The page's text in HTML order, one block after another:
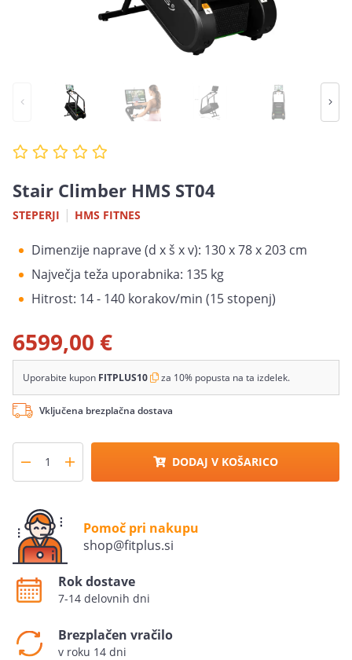
Stair Climber HMS ST04
STEPERJI | HMS FITNES
Dimenzije naprave (d x š x v): 130 x 78 x 203 cm
Največja teža uporabnika: 135 kg
Hitrost: 14 - 140 korakov/min (15 stopenj)
6599,00 €
Uporabite kupon FITPLUS10 za 10% popusta na ta izdelek.
Vključena brezplačna dostava
DODAJ V KOŠARICO
Pomoč pri nakupu
shop@fitplus.si
Rok dostave
7-14 delovnih dni
Brezplačen vračilo
v roku 14 dni